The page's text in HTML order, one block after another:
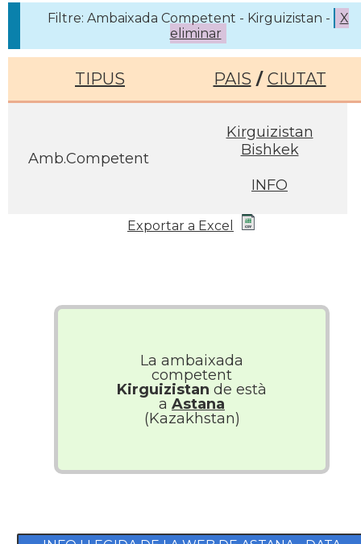
Filtre: Ambaixada Competent - Kirguizistan -
X
eliminar
TIPUS PAIS / CIUTAT
Amb.Competent
Kirguizistan
Bishkek
INFO
Exportar a Excel
La ambaixada
competent
Kirguizistan de està
a Astana
(Kazakhstan)